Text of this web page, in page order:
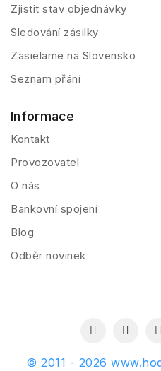
Zjistit stav objednávky
Sledování zásilky
Zasielame na Slovensko
Seznam přání
Informace
Kontakt
Provozovatel
O nás
Bankovní spojení
Blog
Odběr novinek
© 2011 - 2026